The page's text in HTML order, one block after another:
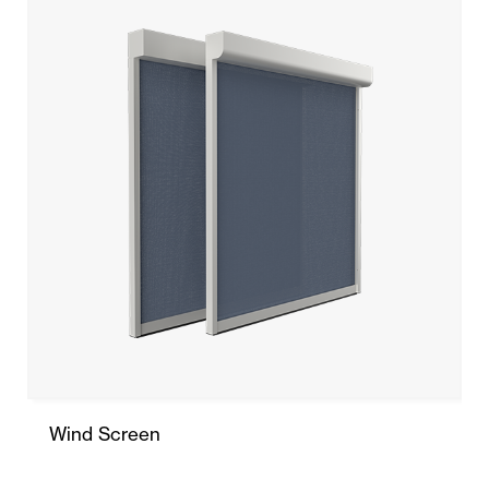
Wind Screen